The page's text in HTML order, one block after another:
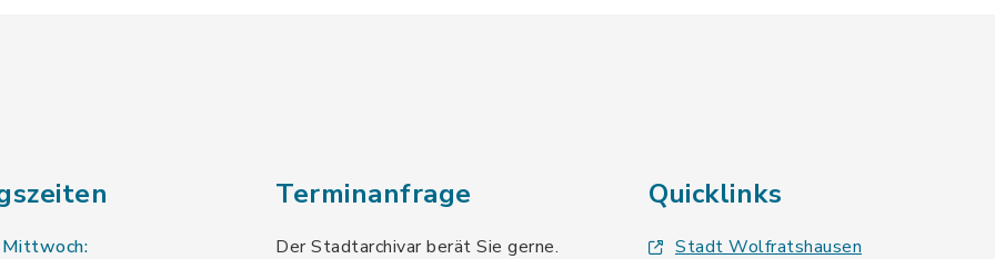
Terminanfrage
Der Stadtarchivar berät Sie gerne.
Quicklinks
Stadt Wolfratshausen